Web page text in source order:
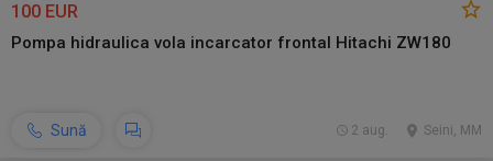
100 EUR
Pompa hidraulica vola incarcator frontal Hitachi ZW180
Sună Seini, MM
2 aug.